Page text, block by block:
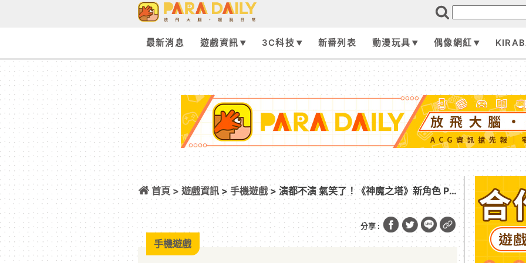
最新消息 遊戲資訊 3C科技 新番列表 動漫玩具 偶像網紅
首頁 >遊戲資訊 >手機遊戲> 演都不演 氣笑了！《神魔之塔》新角色 PV
照抄《鳴潮》半點不改 這下真成神抄之塔
分享 :
手機遊戲